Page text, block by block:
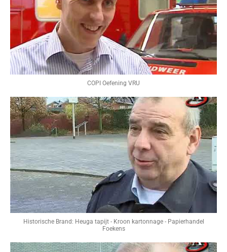
COPI Oefening VRU
Historische Brand: Heuga tapijt - Kroon kartonnage - Papierhandel
Foekens